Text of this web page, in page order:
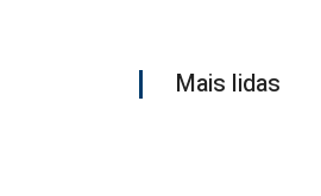
Mais lidas